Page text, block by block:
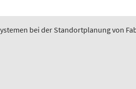
bei der Standortplanung von